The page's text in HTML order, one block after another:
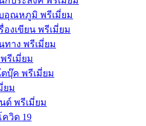
บอุณหภูมิ พรีเมี่ยม
องเขียน พรีเมี่ยม
ทาง พรีเมี่ยม
พรีเมี่ยม
บุ๊ค พรีเมี่ยม
ยม
ด์ พรีเมี่ยม
วิด 19